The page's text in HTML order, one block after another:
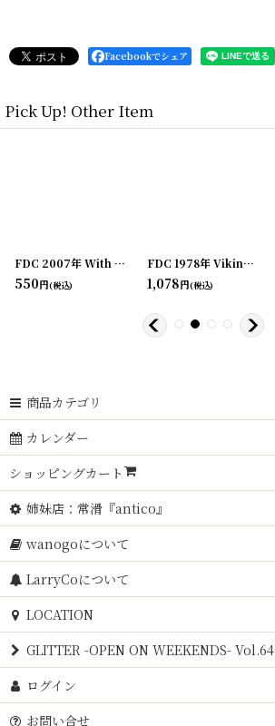
Facebookでシェア
Pick Up! Other Item
21] [20240411-20]
FDC 2007年 With Love and Kisses First Day Cover First Day of Issue 初日カバー
550円(税込)
FDC 1978年 Viking mission to Mars ディスプレイページ付き First Day Cover First Day of Issue 初日カバー
1,078円(税込)
商品カテゴリ
カレンダー
ショッピングカート
姉妹店：常滑『antico』
wanogoについて
LarryCoについて
LOCATION
GLITTER -OPEN ON WEEKENDS- Vol.64
ログイン
お問い合せ